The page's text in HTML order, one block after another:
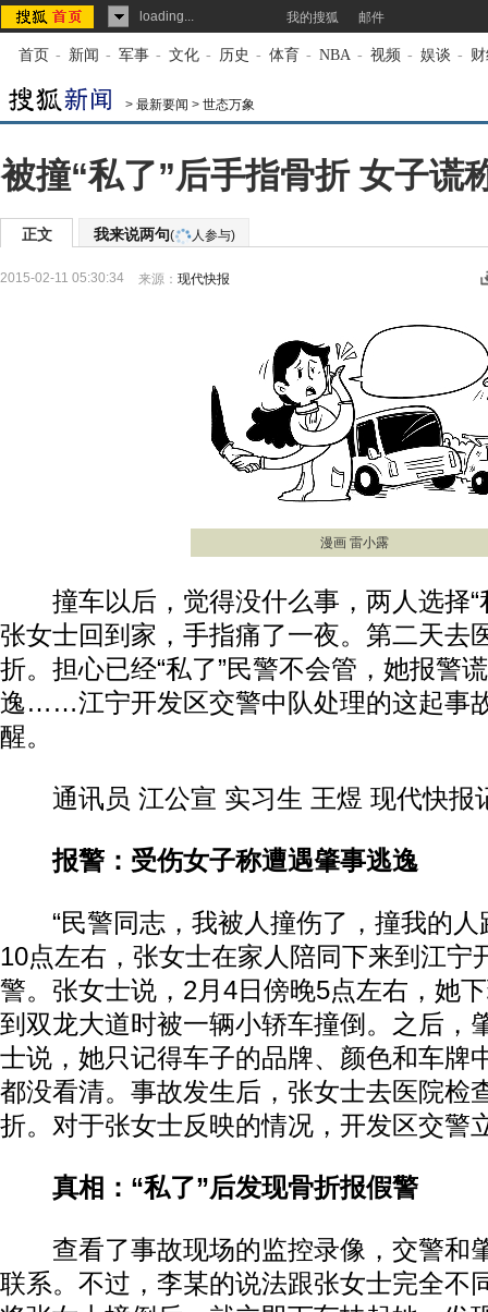
loading... 我的搜狐 邮件
首页 - 新闻 - 军事 - 文化 - 历史 - 体育 - NBA - 视频 - 娱谈 -
> 最新要闻 > 世态万象
被撞“私了”后手指骨折 女子谎
正文 我来说两句( 人参与)
2015-02-11 05:30:34 来源： 现代快报
漫画 雷小露
撞车以后，觉得没什么事，两人选择“
张女士回到家，手指痛了一夜。第二天去
折。担心已经“私了”民警不会管，她报警
逸……江宁开发区交警中队处理的这起事
醒。
通讯员 江公宣 实习生 王煜 现代快报
报警：受伤女子称遭遇肇事逃逸
“民警同志，我被人撞伤了，撞我的人
10点左右，张女士在家人陪同下来到江宁
警。张女士说，2月4日傍晚5点左右，她
到双龙大道时被一辆小轿车撞倒。之后，
士说，她只记得车子的品牌、颜色和车牌
都没看清。事故发生后，张女士去医院检
折。对于张女士反映的情况，开发区交警
真相：“私了”后发现骨折报假警
查看了事故现场的监控录像，交警和
联系。不过，李某的说法跟张女士完全不